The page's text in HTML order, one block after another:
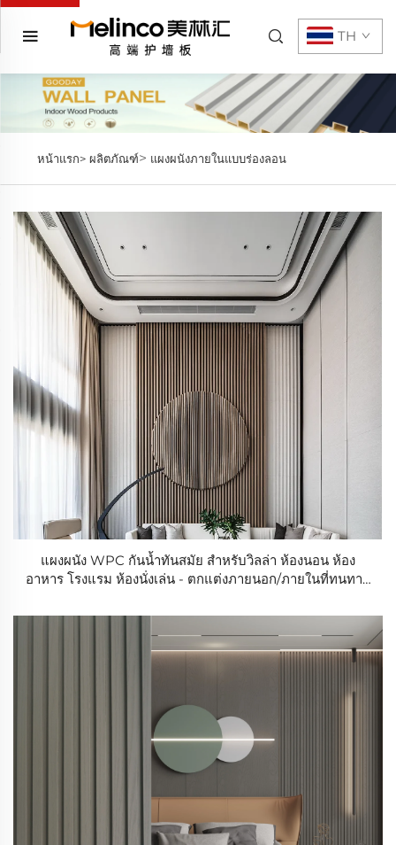
TH
หน้าแรก> ผลิตภัณฑ์> แผงผนังภายในแบบร่องลอน
แผงผนัง WPC กันน้ำทันสมัย สำหรับวิลล่า ห้องนอน ห้อง
อาหาร โรงแรม ห้องนั่งเล่น - ตกแต่งภายนอก/ภายในที่ทนทาน